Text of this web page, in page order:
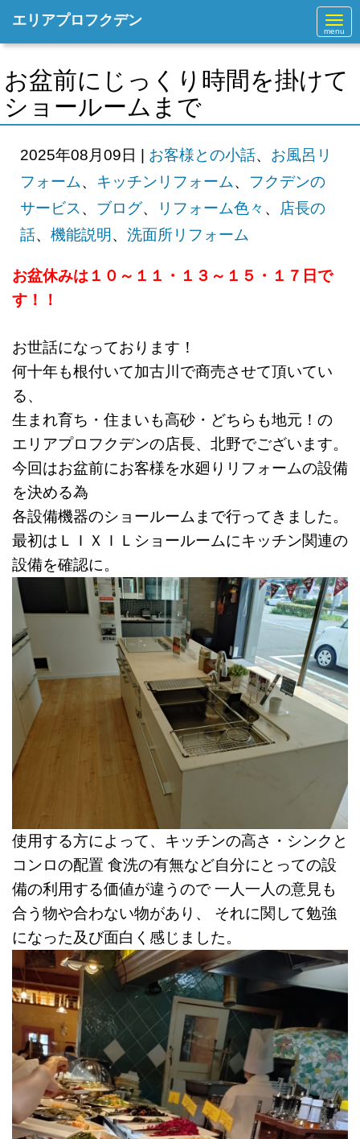
N
a
v
g
a
o
エリアプロフクデン
お盆前にじっくり時間を掛けて
ショールームまで
2025年08月09日 | お客様との小話、 お風呂リ
フォーム、 キッチンリフォーム、 フクデンの
サービス 、 ブログ、 リフォーム色々 、 店長の
話、 機能説明 、 洗面所リフォーム
お盆休みは１０～１１・１３～１５・１７日で
す！！
お世話になっております！
何十年も根付いて加古川で商売させて頂いてい
る、
生まれ育ち・住まいも高砂・どちらも地元！の
エリアプロフクデンの店長、北野でございます。
今回はお盆前にお客様を水廻りリフォームの設備
を決める為
各設備機器のショールームまで行ってきました。
最初はＬＩＸＩＬショールームにキッチン関連の
設備を確認に。
使用する方によって、キッチンの高さ・シンクと
コンロの配置 食洗の有無など自分にとっての設
備の利用する価値が違うので 一人一人の意見も
合う物や合わない物があり、
それに関して勉強
になった及び面白く感じました。